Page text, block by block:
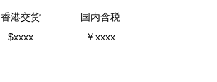
香港交货
国内含税
$xxxx ￥xxxx